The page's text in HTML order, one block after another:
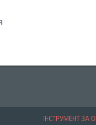
ІНСТРУМЕНТ ЗА